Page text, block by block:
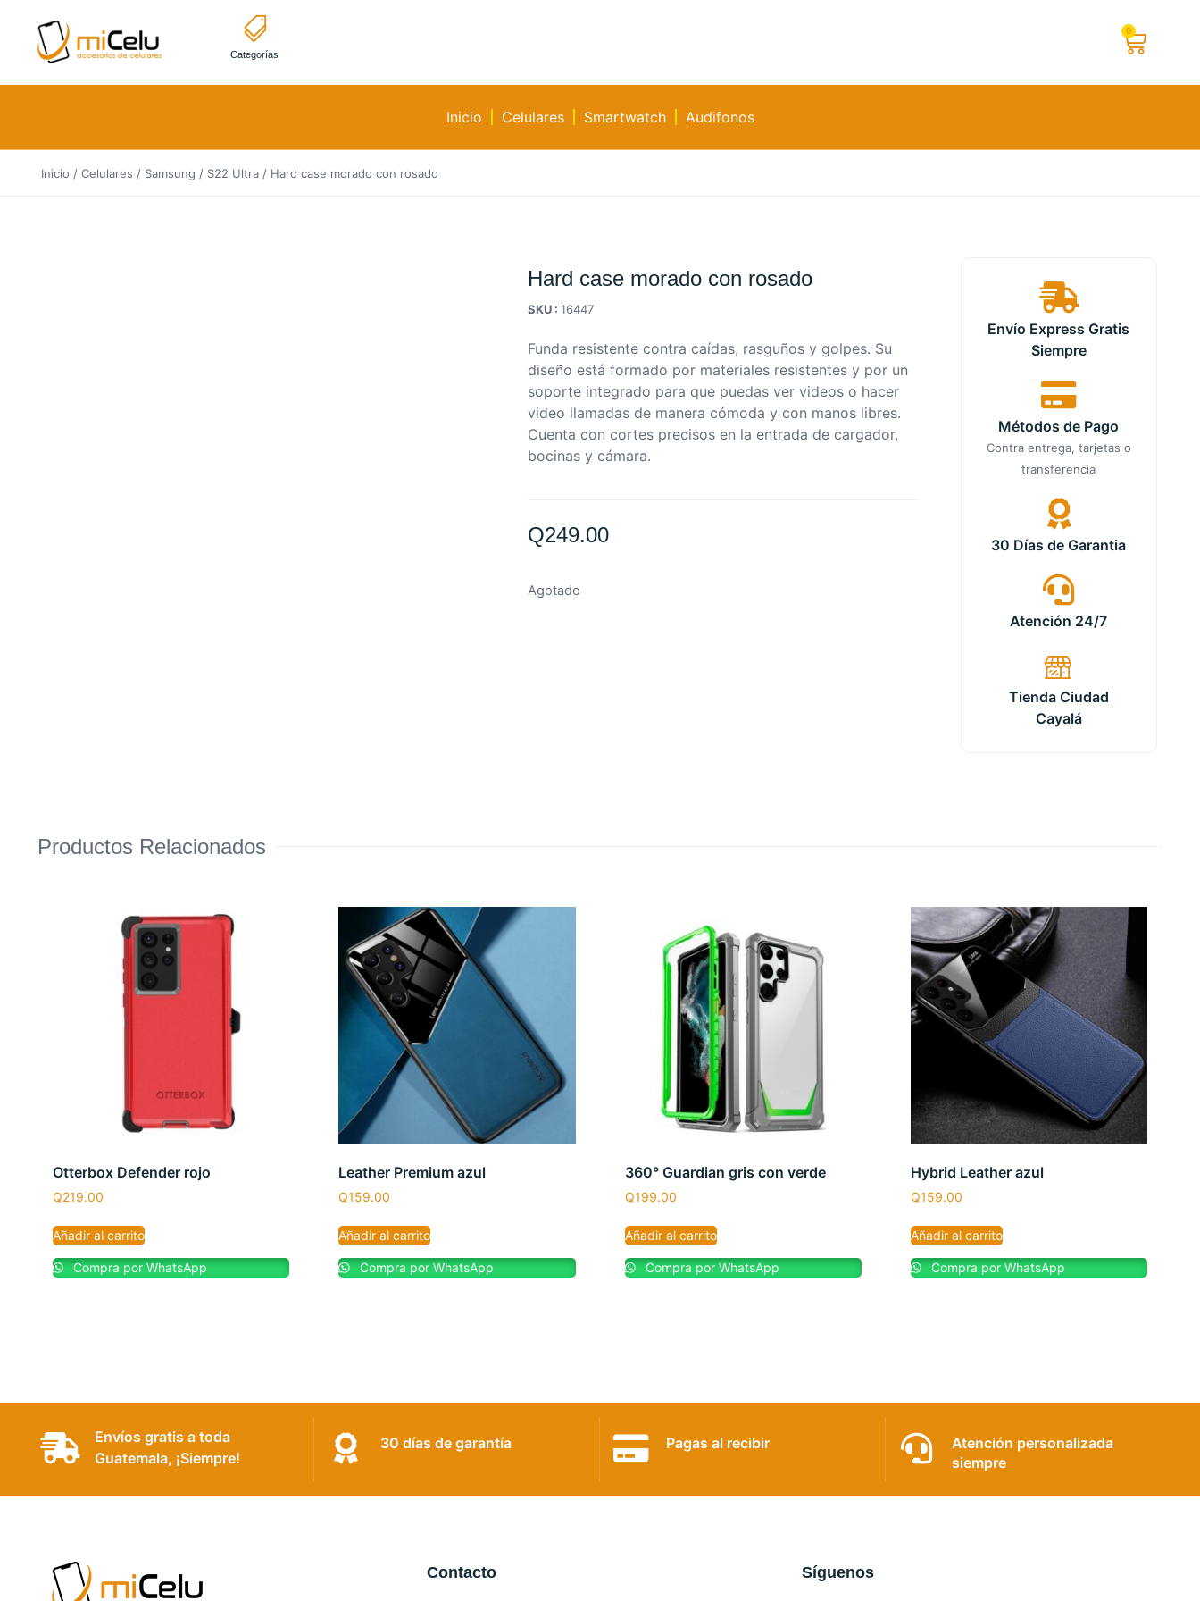
Categorías
0
Inicio Celulares Smartwatch Audifonos
Inicio / Celulares / Samsung / S22 Ultra / Hard case morado con rosado
Hard case morado con rosado
SKU :16447
Funda resistente contra caídas, rasguños y golpes. Su
diseño está formado por materiales resistentes y por un
soporte integrado para que puedas ver videos o hacer
video llamadas de manera cómoda y con manos libres.
Cuenta con cortes precisos en la entrada de cargador,
bocinas y cámara.
Q249.00
Agotado
Envío Express Gratis
Siempre
Métodos de Pago
Contra entrega, tarjetas o
transferencia
30 Días de Garantia
Atención 24/7
Tienda Ciudad
Cayalá
Productos Relacionados
Otterbox Defender rojo
Q219.00
Añadir al carrito
Compra por WhatsApp
Leather Premium azul
Q159.00
Añadir al carrito
Compra por WhatsApp
360° Guardian gris con verde
Q199.00
Añadir al carrito
Compra por WhatsApp
Hybrid Leather azul
Q159.00
Añadir al carrito
Compra por WhatsApp
Envíos gratis a toda
Guatemala, ¡Siempre!
30 días de garantía Pagas al recibir
Atención personalizada
siempre
Contacto Síguenos